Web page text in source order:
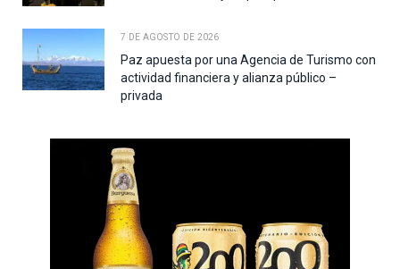
7 DE AGOSTO DE 2026
Paz apuesta por una Agencia de Turismo con
actividad financiera y alianza público –
privada